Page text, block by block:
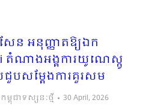
ែន អនុញ្ញាតឱ្យឯក
តំណាងអង្គការយូណេស្កូ
បសម្ដែងការគួរសម
ម្ពុជាទស្សនៈថ្មី 30 April, 2026